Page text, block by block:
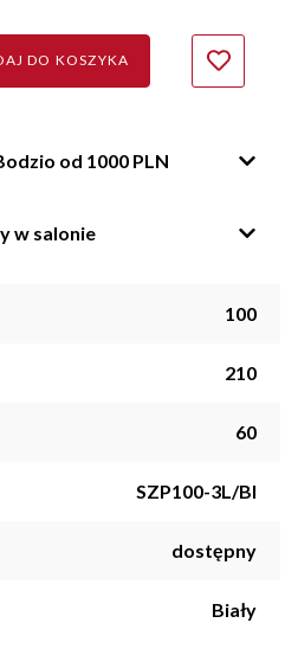
DO KOSZYKA
od 1000 PLN
w salonie
100
210
60
SZP100-3L/BI
dostępny
Biały